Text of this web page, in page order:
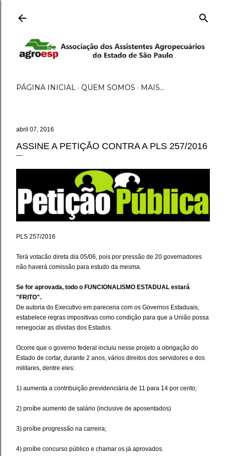
PÁGINA INICIAL QUEM SOMOS MAIS…
abril 07, 2016
ASSINE A PETIÇÃO CONTRA A PLS 257/2016
PLS 257/2016
Terá votacão direta dia 05/06, pois por pressão de 20 governadores
não haverá comissão para estudo da mesma.
Se for aprovada, todo o FUNCIONALISMO ESTADUAL estará
"FRITO".
De autoria do Executivo em pareceria com os Governos Estaduais,
estabelece regras impositivas como condição para que a União possa
renegociar as dívidas dos Estados.
Ocorre que o governo federal incluiu nesse projeto a obrigação do
Estado de cortar, durante 2 anos, vários direitos dos servidores e dos
militares, dentre eles:
1) aumenta a contribuição previdenciária de 11 para 14 por cento;
2) proíbe aumento de salário (inclusive de aposentados)
3) proíbe progressão na carreira;
4) proíbe concurso público e chamar os já aprovados.